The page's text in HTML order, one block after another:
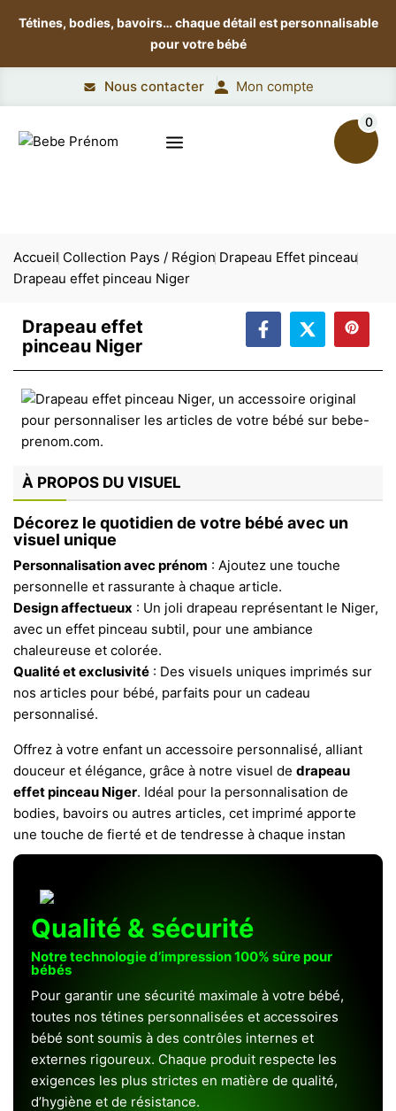
Tétines, bodies, bavoirs…chaque détail est personnalisable
pour votre bébé
Nous contacter Mon compte
0
Accueil Collection Pays / Région Drapeau Effet pinceau
Drapeau effet pinceau Niger
Drapeau effet
pinceau Niger
À PROPOS DU VISUEL
Décorez le quotidien de votre bébé avec un
visuel unique
Personnalisation avec prénom : Ajoutez une touche
personnelle et rassurante à chaque article.
Design affectueux : Un joli drapeau représentant le Niger,
avec un effet pinceau subtil, pour une ambiance
chaleureuse et colorée.
Qualité et exclusivité : Des visuels uniques imprimés sur
nos articles pour bébé, parfaits pour un cadeau
personnalisé.
Offrez à votre enfant un accessoire personnalisé, alliant
douceur et élégance, grâce à notre visuel de drapeau
effet pinceau Niger. Idéal pour la personnalisation de
bodies, bavoirs ou autres articles, cet imprimé apporte
une touche de fierté et de tendresse à chaque instan
Qualité & sécurité
Notre technologie d’impression 100% sûre pour
bébés
Pour garantir une sécurité maximale à votre bébé,
toutes nos tétines personnalisées et accessoires
bébé sont soumis à des contrôles internes et
externes rigoureux. Chaque produit respecte les
exigences les plus strictes en matière de qualité,
d’hygiène et de résistance.